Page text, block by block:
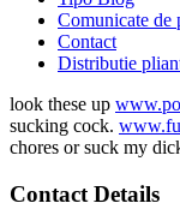
Comunicate de
Contact
Distributie
look these up
sucking cock.
chores or suck my
Contact Details